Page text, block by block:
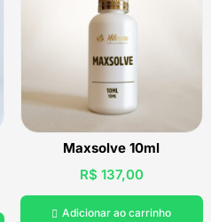
Maxsolve 10ml
R$ 137,00
 Adicionar ao carrinho